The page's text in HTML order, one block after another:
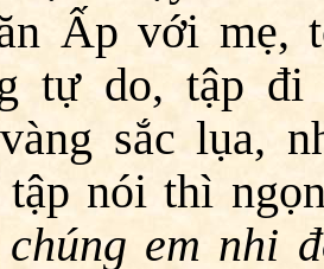
Ấp với mẹ,
tự do, tập
sắc lụa,
tập nói thì
em nhi